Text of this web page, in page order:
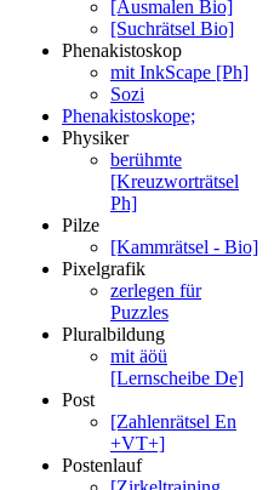
[Ausmalen Bio]
[Suchrätsel Bio]
Phenakistoskop
mit InkScape [Ph]
Sozi
Phenakistoskope;
Physiker
berühmte
[Kreuzworträtsel
Ph]
Pilze
[Kammrätsel - Bio]
Pixelgrafik
zerlegen für
Puzzles
Pluralbildung
mit äöü
[Lernscheibe De]
Post
[Zahlenrätsel En
+VT+]
Postenlauf